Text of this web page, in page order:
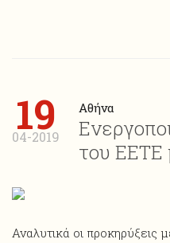
19
04-2019
Αθήνα
του ΕΕΤΕ
Αναλυτικά οι προκηρύξεις